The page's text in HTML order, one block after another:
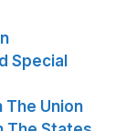
Special
The Union